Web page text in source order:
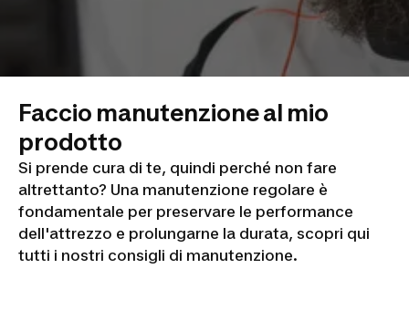
Faccio manutenzione al mio
prodotto
Si prende cura di te, quindi perché non fare
altrettanto? Una manutenzione regolare è
fondamentale per preservare le performance
dell'attrezzo e prolungarne la durata, scopri qui
tutti i nostri consigli di manutenzione.